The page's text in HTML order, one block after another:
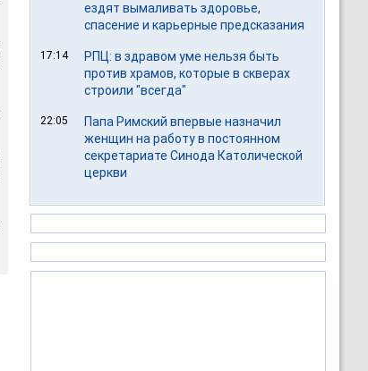
ездят вымаливать здоровье,
спасение и карьерные предсказания
17:14
РПЦ: в здравом уме нельзя быть
против храмов, которые в скверах
строили "всегда"
22:05
Папа Римский впервые назначил
женщин на работу в постоянном
секретариате Синода Католической
церкви